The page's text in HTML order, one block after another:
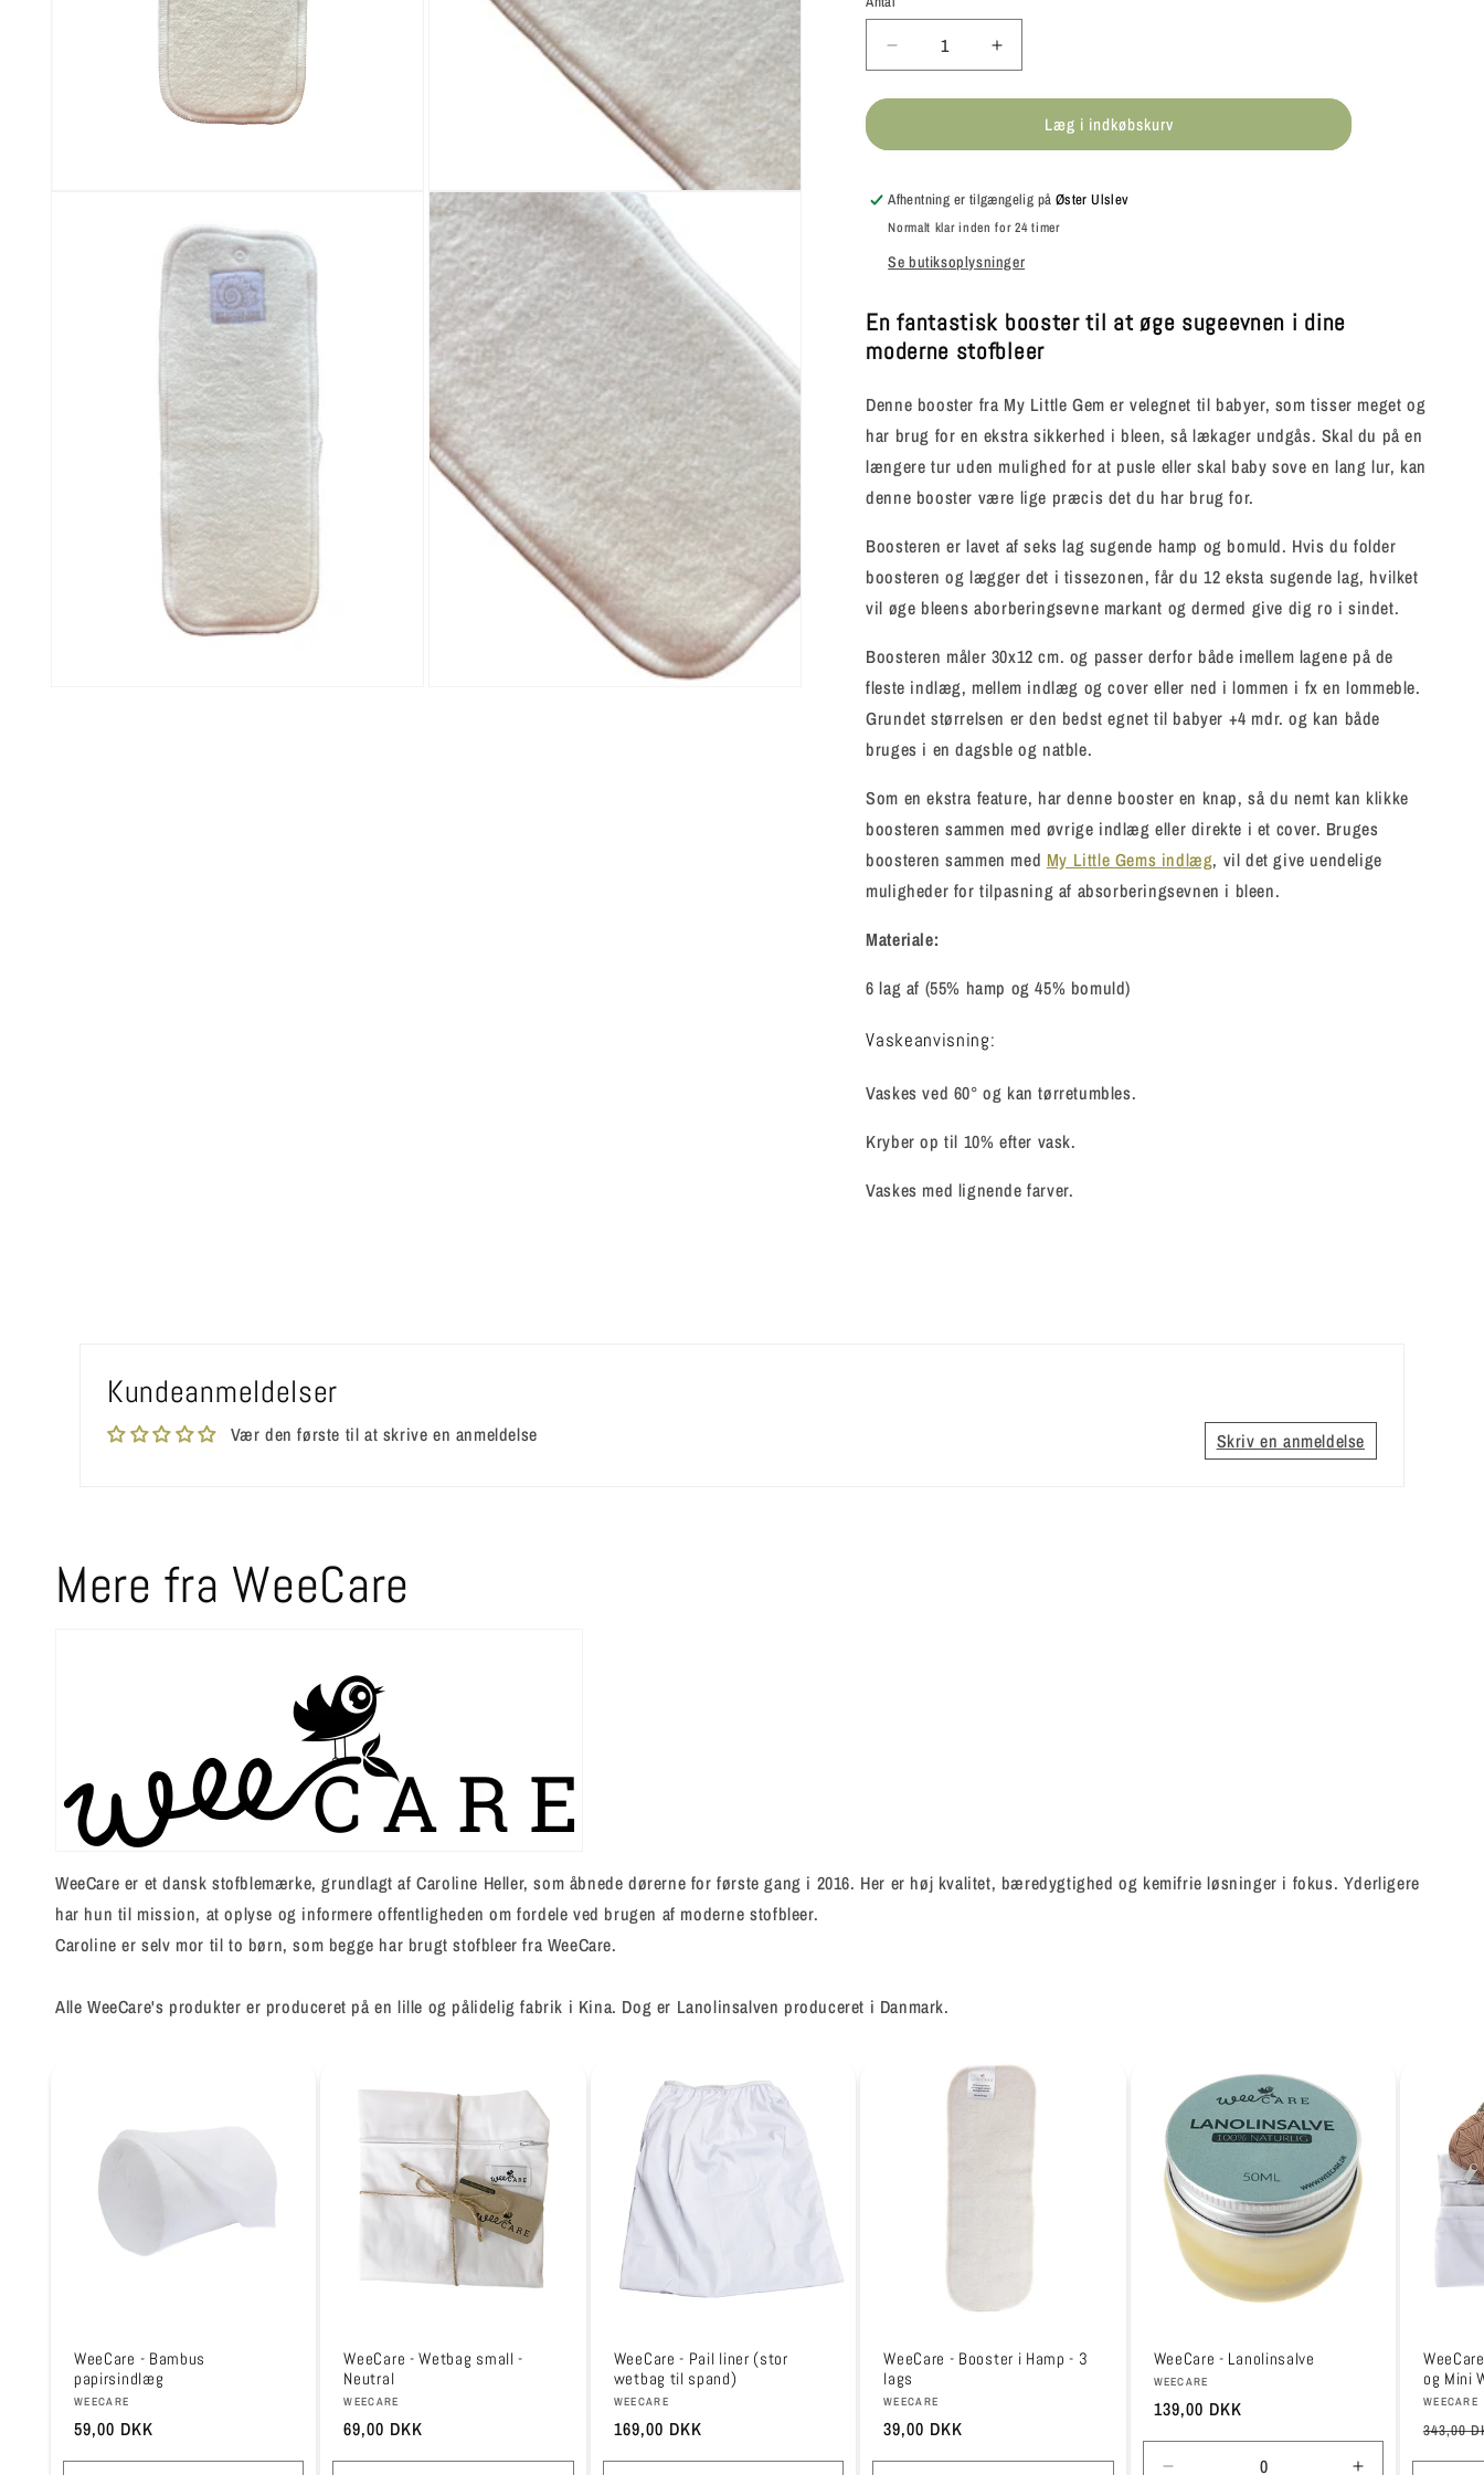
Antal
Reducer
antallet
for
Little
-
Supersugende
i
6
lag
Øg
antallet
for
Little
-
Supersugende
i
6
lag
Læg i indkøbskurv
Afhentning er tilgængelig på Øster Ulslev
Normalt klar inden for 24 timer
Se butiksoplysninger
En fantastisk booster til at øge sugeevnen i dine
moderne stofbleer
Denne booster fra My Little Gem er velegnet til babyer, som tisser meget og
har brug for en ekstra sikkerhed i bleen, så lækager undgås. Skal du på en
længere tur uden mulighed for at pusle eller skal baby sove en lang lur, kan
denne booster være lige præcis det du har brug for.
Boosteren er lavet af seks lag sugende hamp og bomuld. Hvis du folder
boosteren og lægger det i tissezonen, får du 12 eksta sugende lag, hvilket
vil øge bleens aborberingsevne markant og dermed give dig ro i sindet.
Boosteren måler 30x12 cm. og passer derfor både imellem lagene på de
fleste indlæg, mellem indlæg og cover eller ned i lommen i fx en lommeble.
Grundet størrelsen er den bedst egnet til babyer +4 mdr. og kan både
bruges i en dagsble og natble.
Som en ekstra feature, har denne booster en knap, så du nemt kan klikke
boosteren sammen med øvrige indlæg eller direkte i et cover. Bruges
boosteren sammen med My Little Gems indlæg, vil det give uendelige
muligheder for tilpasning af absorberingsevnen i bleen.
Materiale:
6 lag af (55% hamp og 45% bomuld)
Vaskeanvisning:
Vaskes ved 60° og kan tørretumbles.
Kryber op til 10% efter vask.
Vaskes med lignende farver.
Kundeanmeldelser
Vær den første til at skrive en anmeldelse Skriv en anmeldelse
Mere fra WeeCare
WeeCare er et dansk stofblemærke, grundlagt af Caroline Heller, som åbnede dørerne for første gang i 2016. Her er høj kvalitet, bæredygtighed og kemifrie løsninger i fokus. Yderligere
har hun til mission, at oplyse og informere offentligheden om fordele ved brugen af moderne stofbleer.
Caroline er selv mor til to børn, som begge har brugt stofbleer fra WeeCare.
Alle WeeCare's produkter er produceret på en lille og pålidelig fabrik i Kina. Dog er Lanolinsalven produceret i Danmark.
WeeCare - Bambus
papirsindlæg
Forhandler:
WEECARE
Normalpris
59,00 DKK
WeeCare - Wetbag small -
Neutral
Forhandler:
WEECARE
Normalpris
69,00 DKK
WeeCare - Pail liner (stor
wetbag til spand)
Forhandler:
WEECARE
Normalpris
169,00 DKK
WeeCare - Booster i Hamp - 3
lags
Forhandler:
WEECARE
Normalpris
39,00 DKK
WeeCare - Lanolinsalve
Forhandler:
WEECARE
Normalpris
139,00 DKK
og Mini
WEECARE
343,00